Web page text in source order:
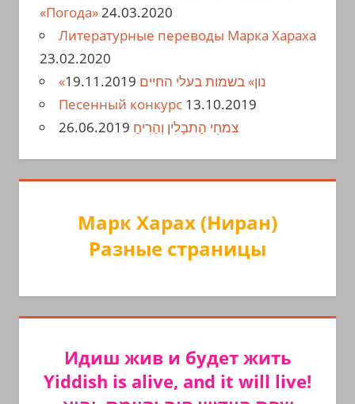
«Погода»24.03.2020
Литературные переводы Марка Хараха
23.02.2020
«נון» בשמות בעלי החיים 19.11.2019
Песенный конкурс 13.10.2019
צִמחֵי הַתבָלִין וְהַרִיחַ 26.06.2019
Марк Харах (Ниран)
Разные страницы
Идиш жив и будет жить
Yiddish is alive, and it will live!